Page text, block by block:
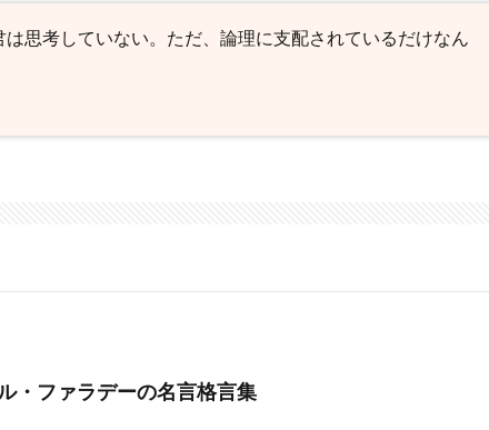
思考していない。ただ、論理に支配されているだけなん
・ファラデーの名言格言集